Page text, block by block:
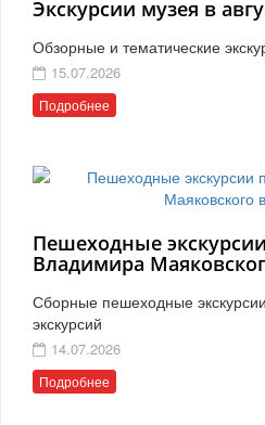
Экскурсии музея в
Обзорные и тематические
15.07.2026
Подробнее
Пешеходные
Владимира
Сборные пешеходные
экскурсий
14.07.2026
Подробнее